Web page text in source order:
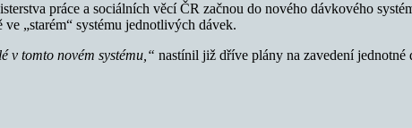
práce a sociálních věcí ČR začnou do nového dávkového
„starém“ systému jednotlivých dávek.
v tomto novém systému,“ nastínil již dříve plány na zavedení